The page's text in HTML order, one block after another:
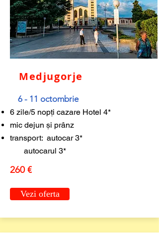
Medjugorje
6 - 11 octombrie
6 zile/5 nopți cazare Hotel 4*
mic dejun și prânz
transport: autocar 3*
autocarul 3*
260 €
Vezi oferta